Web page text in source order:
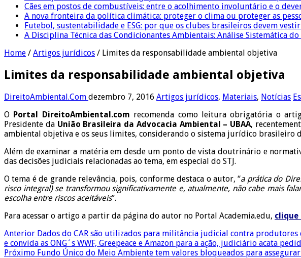
Cães em postos de combustíveis: entre o acolhimento involuntário e o
A nova fronteira da política climática: proteger o clima ou proteger as
Futebol, sustentabilidade e ESG: por que os clubes brasileiros devem
A Disciplina Técnica das Condicionantes Ambientais: Análise Sistemática
Home / Artigos jurídicos / Limites da responsabilidade ambiental objetiva
Limites da responsabilidade ambiental objetiva
DireitoAmbiental.Com dezembro 7, 2016 Artigos jurídicos, Materiais, Notícias
O Portal DireitoAmbiental.com recomenda como leitura obrigatória o
Presidente da União Brasileira da Advocacia Ambiental – UBAA,
ambiental objetiva e os seus limites, considerando o sistema jurídico brasileiro
Além de examinar a matéria em desde um ponto de vista doutrinário e
das decisões judiciais relacionadas ao tema, em especial do STJ.
O tema é de grande relevância, pois, conforme destaca o autor, “a prática do
risco integral) se transformou significativamente e, atualmente, não cabe mais
escolha entre riscos aceitáveis”.
Para acessar o artigo a partir da página do autor no Portal Academia.edu, clique
Anterior Dados do CAR são utilizados para militância judicial contra produtores
e convida as ONG´s WWF, Greepeace e Amazon para a ação, judiciário acata
Próximo Fundo Único do Meio Ambiente tem valores bloqueados para